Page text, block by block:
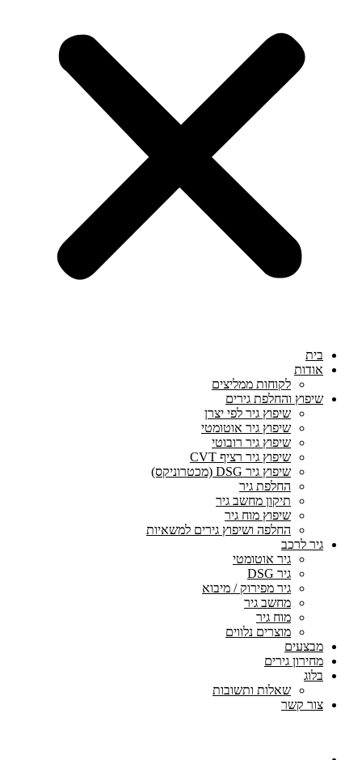
בית
אודות
לקוחות ממליצים
שיפוץ והחלפת גירים
שיפוץ גיר לפי יצרן
שיפוץ גיר אוטומטי
שיפוץ גיר רובוטי
שיפוץ גיר רציף CVT
שיפוץ גיר DSG (מכטרוניקס)
החלפת גיר
תיקון מחשב גיר
שיפוץ מוח גיר
החלפה ושיפוץ גירים למשאיות
גיר לרכב
גיר אוטומטי
גיר DSG
גיר מפירוק / מיבוא
מחשב גיר
מוח גיר
מוצרים נלווים
מבצעים
מחירון גירים
בלוג
שאלות ותשובות
צור קשר